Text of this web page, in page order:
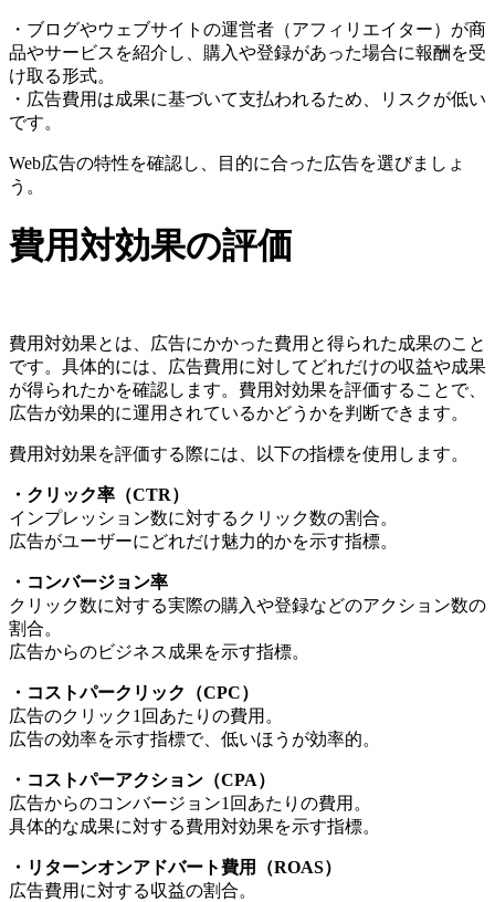
・ブログやウェブサイトの運営者（アフィリエイター）が商
品やサービスを紹介し、購入や登録があった場合に報酬を受
け取る形式。
・広告費用は成果に基づいて支払われるため、リスクが低い
です。
Web広告の特性を確認し、目的に合った広告を選びましょ
う。
費用対効果の評価
費用対効果とは、広告にかかった費用と得られた成果のこと
です。具体的には、広告費用に対してどれだけの収益や成果
が得られたかを確認します。費用対効果を評価することで、
広告が効果的に運用されているかどうかを判断できます。
費用対効果を評価する際には、以下の指標を使用します。
・クリック率（CTR）
インプレッション数に対するクリック数の割合。
広告がユーザーにどれだけ魅力的かを示す指標。
・コンバージョン率
クリック数に対する実際の購入や登録などのアクション数の
割合。
広告からのビジネス成果を示す指標。
・コストパークリック（CPC）
広告のクリック1回あたりの費用。
広告の効率を示す指標で、低いほうが効率的。
・コストパーアクション（CPA）
広告からのコンバージョン1回あたりの費用。
具体的な成果に対する費用対効果を示す指標。
・リターンオンアドバート費用（ROAS）
広告費用に対する収益の割合。